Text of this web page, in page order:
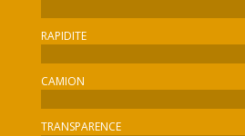
RAPIDITE
CAMION
TRANSPARENCE